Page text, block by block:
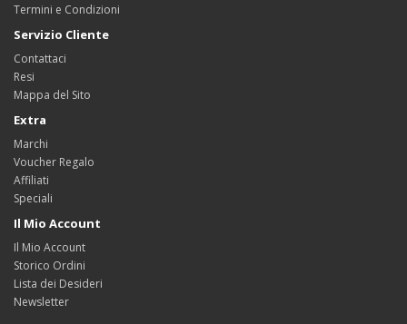
Termini e Condizioni
Servizio Cliente
Contattaci
Resi
Mappa del Sito
Extra
Marchi
Voucher Regalo
Affiliati
Speciali
Il Mio Account
Il Mio Account
Storico Ordini
Lista dei Desideri
Newsletter